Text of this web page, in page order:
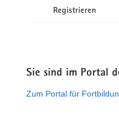
Registrieren
Sie sind im Portal
Zum Portal für